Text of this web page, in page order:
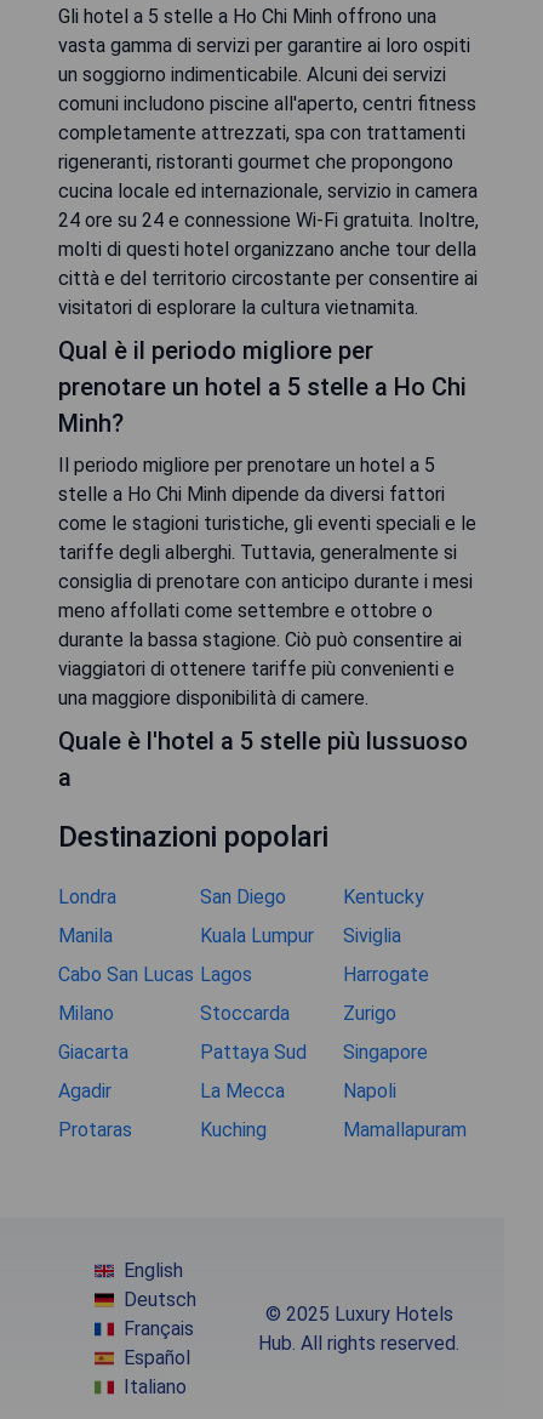
Gli hotel a 5 stelle a Ho Chi Minh offrono una
vasta gamma di servizi per garantire ai loro ospiti
un soggiorno indimenticabile. Alcuni dei servizi
comuni includono piscine all'aperto, centri fitness
completamente attrezzati, spa con trattamenti
rigeneranti, ristoranti gourmet che propongono
cucina locale ed internazionale, servizio in camera
24 ore su 24 e connessione Wi-Fi gratuita. Inoltre,
molti di questi hotel organizzano anche tour della
città e del territorio circostante per consentire ai
visitatori di esplorare la cultura vietnamita.
Qual è il periodo migliore per
prenotare un hotel a 5 stelle a Ho Chi
Minh?
Il periodo migliore per prenotare un hotel a 5
stelle a Ho Chi Minh dipende da diversi fattori
come le stagioni turistiche, gli eventi speciali e le
tariffe degli alberghi. Tuttavia, generalmente si
consiglia di prenotare con anticipo durante i mesi
meno affollati come settembre e ottobre o
durante la bassa stagione. Ciò può consentire ai
viaggiatori di ottenere tariffe più convenienti e
una maggiore disponibilità di camere.
Quale è l'hotel a 5 stelle più lussuoso
a
Destinazioni popolari
Londra San Diego
Kentucky
Manila
Kuala Lumpur
Siviglia
Cabo San Lucas Lagos
Harrogate
Milano
Stoccarda
Zurigo
Giacarta
Pattaya Sud
Singapore
Agadir
La Mecca
Napoli
Protaras
Kuching Mamallapuram
English
Deutsch
Français
Español
Italiano
© 2025 Luxury Hotels
Hub. All rights reserved.